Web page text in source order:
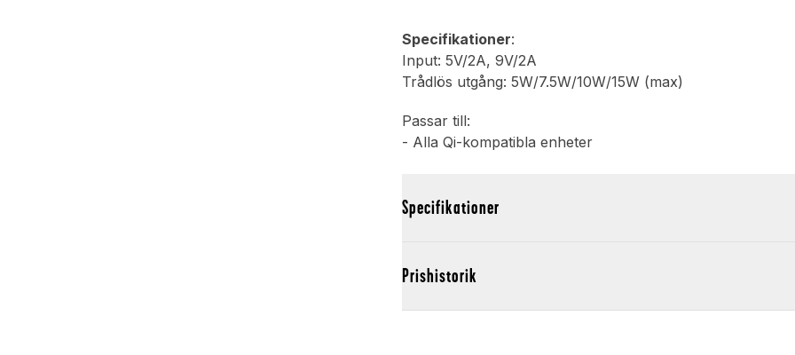
Specifikationer:
Input: 5V/2A, 9V/2A
Trådlös utgång: 5W/7.5W/10W/15W (max)
Passar till:
- Alla Qi-kompatibla enheter
Specifikationer
Prishistorik